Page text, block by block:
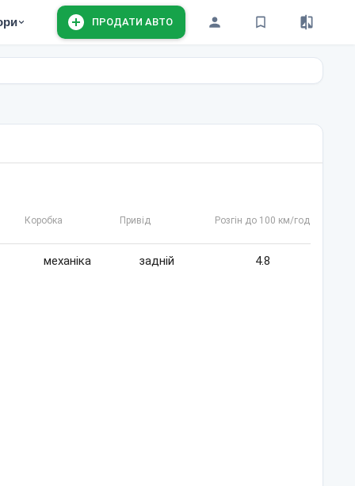
ПРОДАТИ АВТО
Коробка Привід Розгін до 100 км/год
механіка задній 4.8